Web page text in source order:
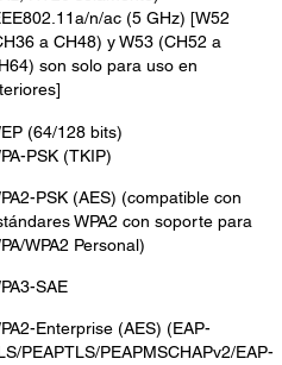
n/ac (5 GHz) [W52
a CH48) y W53 (CH52 a
son solo para uso en
(64/128 bits)
PSK (TKIP)
PSK (AES) (compatible con
WPA2 con soporte para
WPA2 Personal)
SAE
Enterprise (AES) (EAP-
PEAPTLS/PEAPMSCHAPv2/EAP-